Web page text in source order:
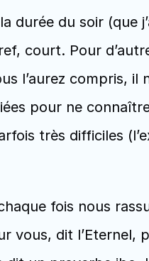
durée du soir (que
court. Pour
l’aurez compris, il
pour ne
très difficiles
fois nous
vous, dit